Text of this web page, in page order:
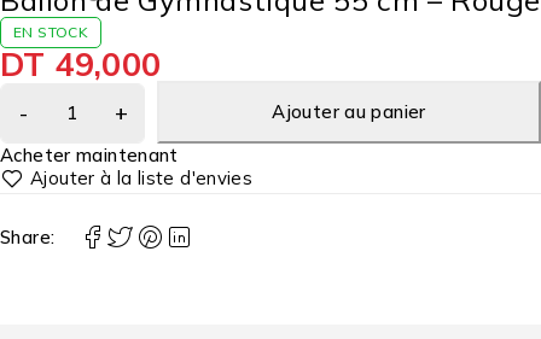
EN STOCK
DT 49,000
Ajouter au panier
Acheter maintenant
Share: